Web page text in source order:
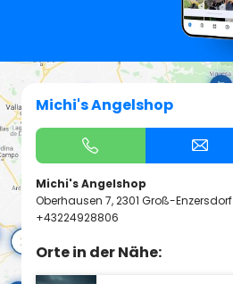
Michi's Angelshop
Michi's Angelshop
Oberhausen 7, 2301 Groß-Enzersdorf
+43224928806
Orte in der Nähe: